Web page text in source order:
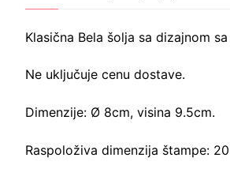
Klasična Bela šolja sa dizajnom
Ne uključuje cenu dostave.
Dimenzije: Ø 8cm, visina 9.5cm.
Raspoloživa dimenzija štampe: